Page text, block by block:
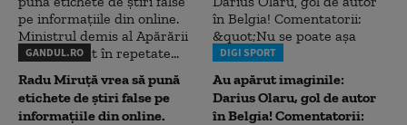
GANDUL.RO
Radu Miruţă vrea să pună
etichete de știri false pe
informațiile din online.
DIGI SPORT
Au apărut imaginile:
Darius Olaru, gol de autor
în Belgia! Comentatorii: